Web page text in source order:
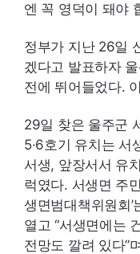
엔 꼭 영덕이 돼야
정부가 지난 26일
겠다고 발표하자
전에 뛰어들었다.
29일 찾은 울주군
5·6호기 유치는 서
서생, 앞장서서 유
럭였다. 서생면 주
생면범대책위원회
열고 “서생면에는
전망도 깔려 있다”